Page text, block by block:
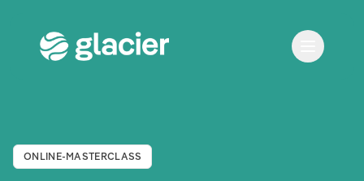
ONLINE-MASTERCLASS